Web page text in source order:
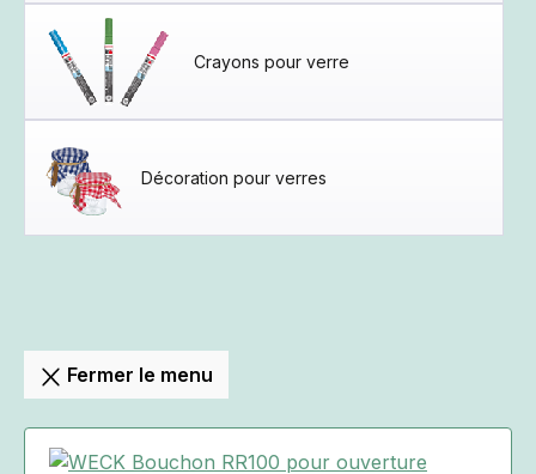
Crayons pour verre
Décoration pour verres
Fermer le menu